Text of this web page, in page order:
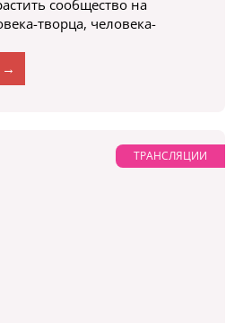
сообщество на
творца, человека-
→
ТРАНСЛЯЦИИ